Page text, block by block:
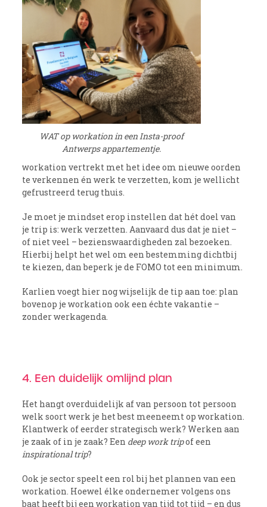
WAT op workation in een Insta-proof
Antwerps appartementje.
workation vertrekt met het idee om nieuwe oorden
te verkennen én werk te verzetten, kom je wellicht
gefrustreerd terug thuis.
Je moet je mindset erop instellen dat hét doel van
je trip is: werk verzetten. Aanvaard dus dat je niet –
of niet veel – bezienswaardigheden zal bezoeken.
Hierbij helpt het wel om een bestemming dichtbij
te kiezen, dan beperk je de FOMO tot een minimum.
Karlien voegt hier nog wijselijk de tip aan toe: plan
bovenop je workation ook een échte vakantie –
zonder werkagenda.
4. Een duidelijk omlijnd plan
Het hangt overduidelijk af van persoon tot persoon
welk soort werk je het best meeneemt op workation.
Klantwerk of eerder strategisch werk? Werken aan
je zaak of in je zaak? Een deep work tripof een
inspirational trip?
Ook je sector speelt een rol bij het plannen van een
workation. Hoewel élke ondernemer volgens ons
baat heeft bij een workation van tijd tot tijd – en dus